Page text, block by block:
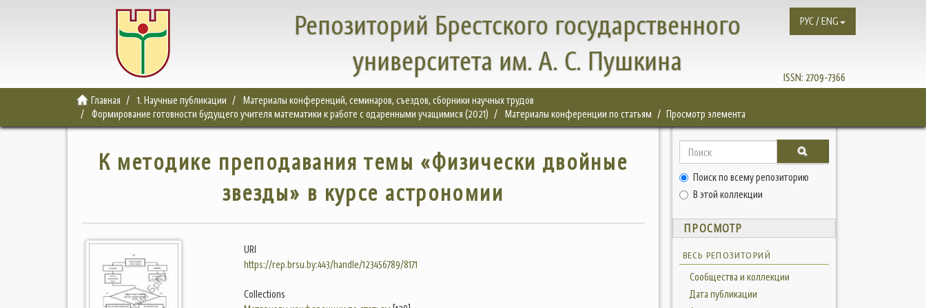
Репозиторий Брестского государственного
университета им. А. С. Пушкина
ISSN: 2709-7366
РУС / ENG
Главная 1. Научные публикации
Материалы конференций, семинаров, съездов, сборники научных трудов
Формирование готовности будущего учителя математики к работе с одаренными учащимися (2021)
Материалы конференции по статьям Просмотр элемента
К методике преподавания темы «Физически двойные
звезды» в курсе астрономии
URI
https://rep.brsu.by:443/handle/123456789/8171
Collections
Поиск по всему репозиторию
В этой коллекции
ПРОСМОТР
ВЕСЬ РЕПОЗИТОРИЙ
Сообщества и коллекции
Дата публикации